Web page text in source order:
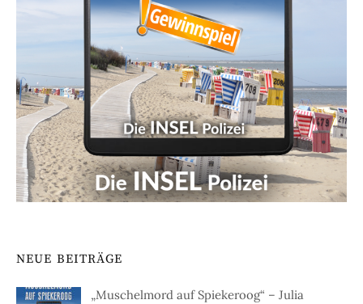
NEUE BEITRÄGE
„Muschelmord auf Spiekeroog“ – Julia